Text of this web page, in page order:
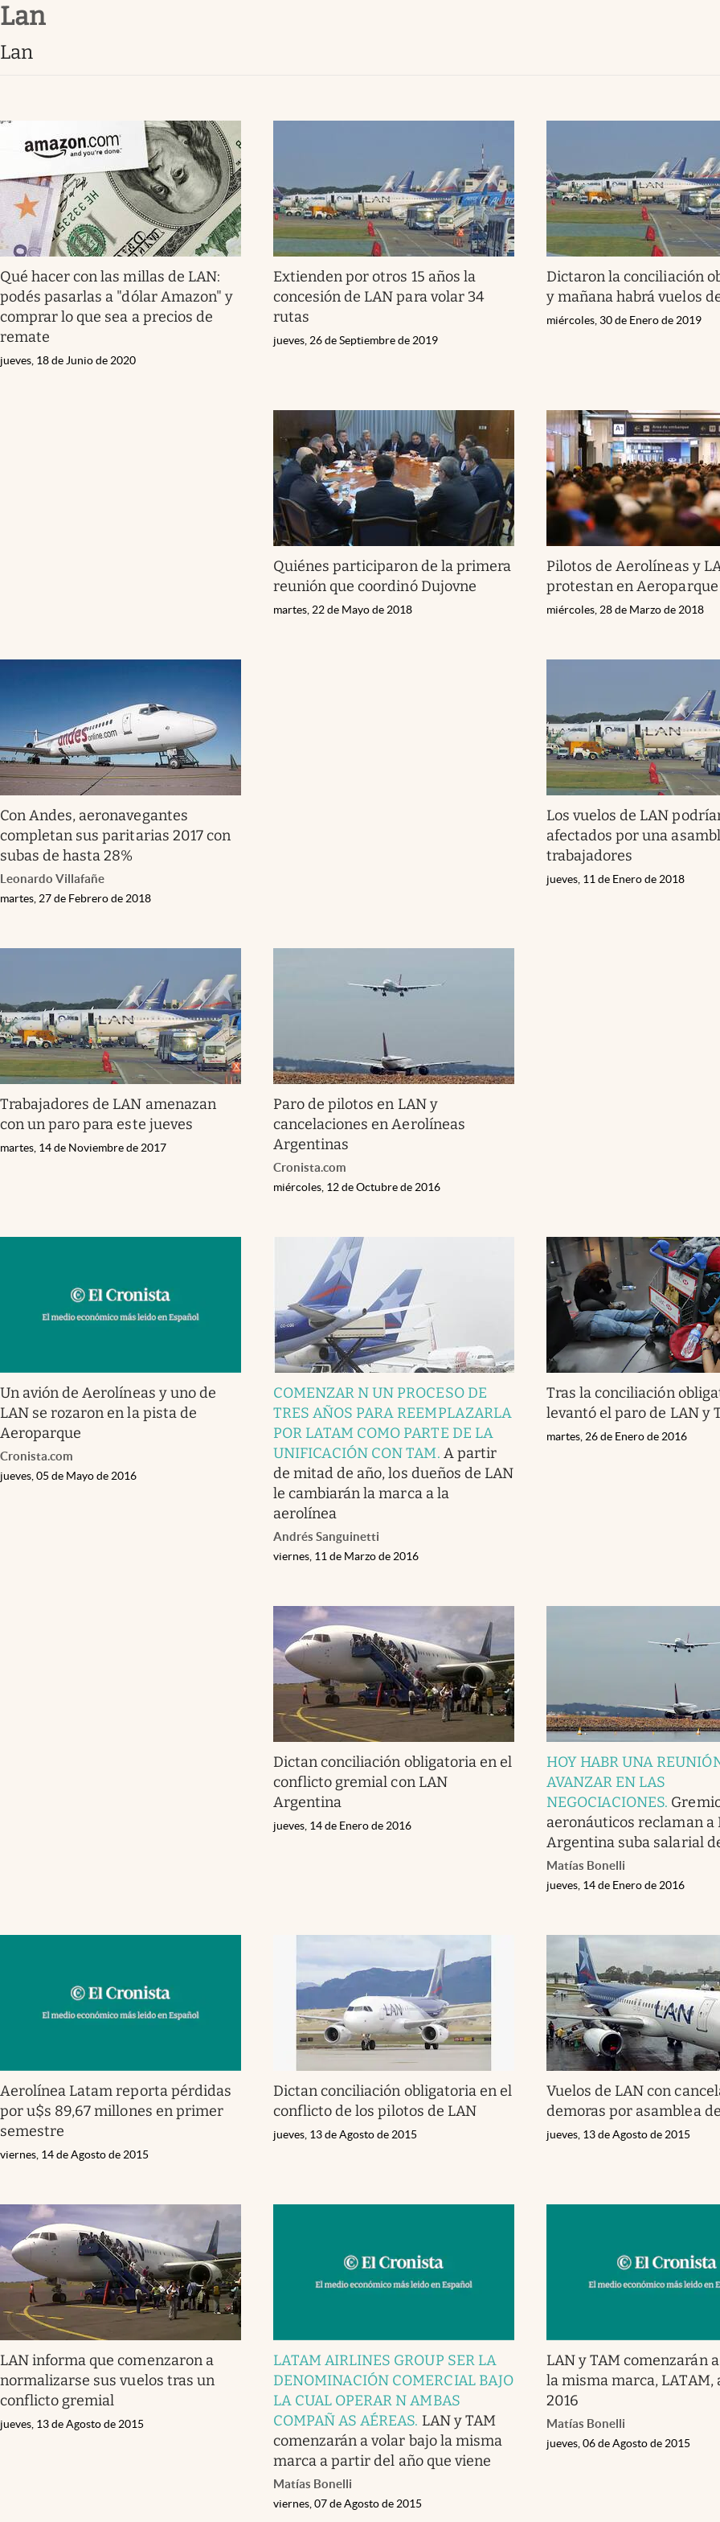
Infotechnology
Eventos Corporativos
El Cronista Studio
Mediakit
abre en nueva pestaña
Lan
Lan
Qué hacer con las millas de LAN:
podés pasarlas a "dólar Amazon" y
comprar lo que sea a precios de
remate
jueves, 18 de Junio de 2020
Extienden por otros 15 años la
concesión de LAN para volar 34
rutas
jueves, 26 de Septiembre de 2019
Dictaron la conciliación
y mañana habrá vuelos
miércoles, 30 de Enero de 2019
Quiénes participaron de la primera
reunión que coordinó Dujovne
martes, 22 de Mayo de 2018
Pilotos de Aerolíneas y
protestan en Aeroparque
miércoles, 28 de Marzo de 2018
Con Andes, aeronavegantes
completan sus paritarias 2017 con
subas de hasta 28%
Leonardo Villafañe
martes, 27 de Febrero de 2018
Los vuelos de LAN
afectados por una
trabajadores
jueves, 11 de Enero de 2018
Trabajadores de LAN amenazan
con un paro para este jueves
martes, 14 de Noviembre de 2017
Paro de pilotos en LAN y
cancelaciones en Aerolíneas
Argentinas
Cronista.com
miércoles, 12 de Octubre de 2016
Un avión de Aerolíneas y uno de
LAN se rozaron en la pista de
Aeroparque
Cronista.com
jueves, 05 de Mayo de 2016
COMENZAR N UN PROCESO DE
TRES AÑOS PARA REEMPLAZARLA
POR LATAM COMO PARTE DE LA
UNIFICACIÓN CON TAM. A partir
de mitad de año, los dueños de LAN
le cambiarán la marca a la
aerolínea
Andrés Sanguinetti
viernes, 11 de Marzo de 2016
Tras la conciliación
levantó el paro de LAN y
martes, 26 de Enero de 2016
Dictan conciliación obligatoria en el
conflicto gremial con LAN
Argentina
jueves, 14 de Enero de 2016
HOY HABR UNA
AVANZAR EN LAS
NEGOCIACIONES.
aeronáuticos reclaman a
Argentina suba salarial
Matías Bonelli
jueves, 14 de Enero de 2016
Aerolínea Latam reporta pérdidas
por u$s 89,67 millones en primer
semestre
viernes, 14 de Agosto de 2015
Dictan conciliación obligatoria en el
conflicto de los pilotos de LAN
jueves, 13 de Agosto de 2015
Vuelos de LAN con
demoras por asamblea
jueves, 13 de Agosto de 2015
LAN informa que comenzaron a
normalizarse sus vuelos tras un
conflicto gremial
jueves, 13 de Agosto de 2015
LATAM AIRLINES GROUP SER LA
DENOMINACIÓN COMERCIAL BAJO
LA CUAL OPERAR N AMBAS
COMPAÑ AS AÉREAS. LAN y TAM
comenzarán a volar bajo la misma
marca a partir del año que viene
Matías Bonelli
viernes, 07 de Agosto de 2015
LAN y TAM comenzarán
la misma marca, LATAM,
2016
Matías Bonelli
jueves, 06 de Agosto de 2015